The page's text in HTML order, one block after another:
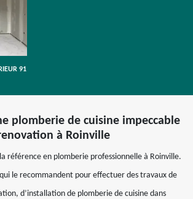
91
plomberie de cuisine impeccable
à Roinville
référence en plomberie professionnelle à Roinville.
le recommandent pour effectuer des travaux de
d’installation de plomberie de cuisine dans